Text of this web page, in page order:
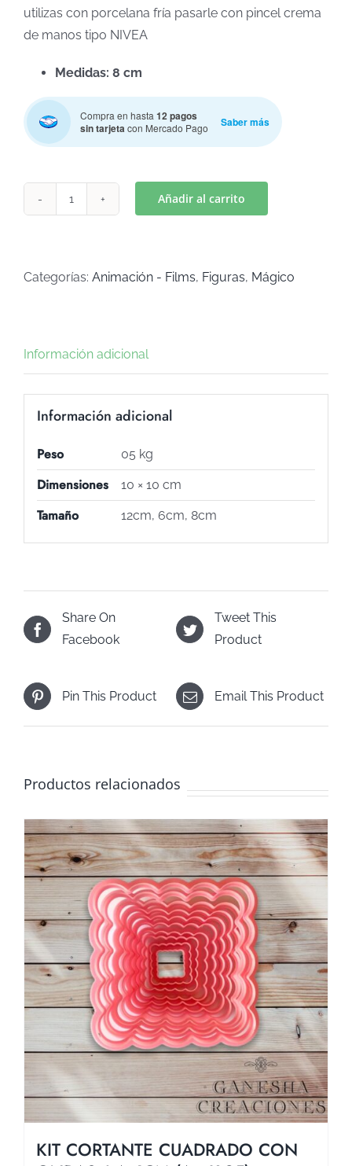
utilizas con porcelana fría pasarle con pincel crema
de manos tipo NIVEA
Medidas: 8 cm
Compra en hasta12 pagos
sin tarjetacon Mercado Pago Saber más
430)
Añadir al carrito
Categorías: Animación - Films, Figuras, Mágico
Información adicional
Información adicional
Peso 05 kg
Dimensiones 10 × 10 cm
Tamaño 12cm, 6cm, 8cm
Share On
Facebook
Tweet This
Product
Pin This Product Email This Product
Productos relacionados
KIT CORTANTE CUADRADO CON